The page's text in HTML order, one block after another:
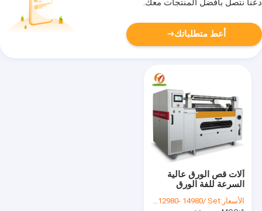
دعنا نتصل بأفضل المنتجات معك.
أعط متطلباتك
آلات قص الورق عالية
السرعة للفة الورق
الحراري
الأسعار:FOB US $12980- 14980/ Set